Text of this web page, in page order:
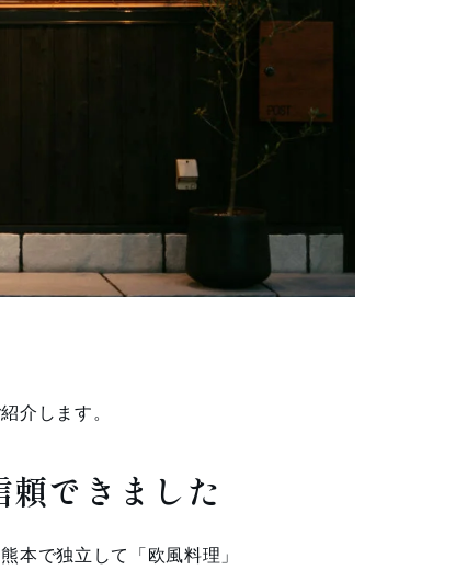
介します。
頼できました
本で独立して「欧風料理」